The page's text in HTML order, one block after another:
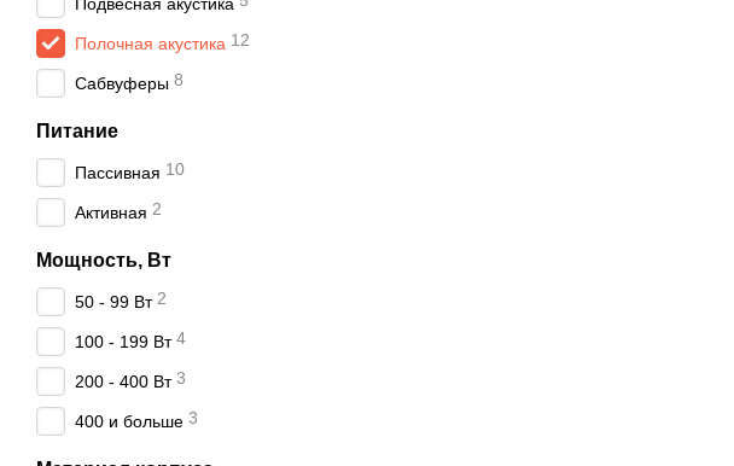
Полочная акустика 12
Сабвуферы 8
Питание
Пассивная 10
Активная 2
Мощность, Вт
50 - 99 Вт 2
100 - 199 Вт 4
200 - 400 Вт 3
400 и больше 3